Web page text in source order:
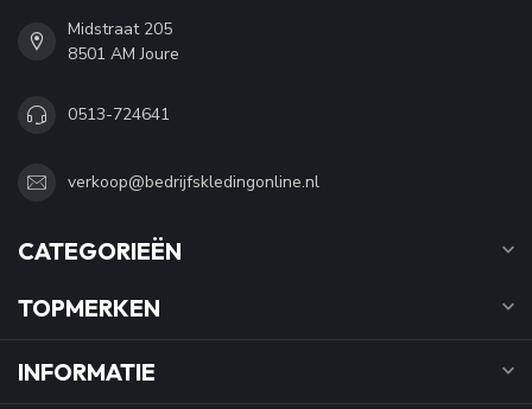
Midstraat 205
8501 AM Joure
0513-724641
verkoop@bedrijfskledingonline.nl
CATEGORIEËN
TOPMERKEN
INFORMATIE